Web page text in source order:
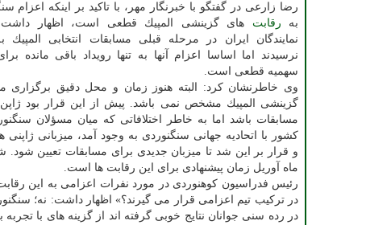
رضا زارعی در گفتگو با خبرنگار مهر، با تاكید بر اینكه اعزام
به رقابت های گزینشی المپیك قطعی است، اظهار داشت:
نمایندگان ایران در مرحله قبلی مسابقات انتخابی المپیك
نرسیدند اما اساسا اعزام آنها به تنها رویداد باقی مانده
سهمیه قطعی است.
وی خاطرنشان كرد: البته هنوز زمان و محل دقیق برگزاری
گزینشی المپیك مشخص نمی باشد. پیش از این قرار بود ژاپن
مسابقات باشد اما به خاطر اختلافاتی كه میان مسؤلان
كشور با اتحادیه جهانی سنگنوردی به وجود آمد، میزبانی ژاپنی
و قرار بر این شد تا میزبان جدیدی برای مسابقات تعیین
ماه آوریل زمان پیشنهادی برای این رقابت ها است.
رئیس فدراسیون كوهنوردی در مورد نفرات اعزامی به این
در تركیب تیم اعزامی قرار می گیرند؟» اظهار داشت: نه؛
در رده سنی جوانان نتایج خوبی گرفته اند از گزینه های با